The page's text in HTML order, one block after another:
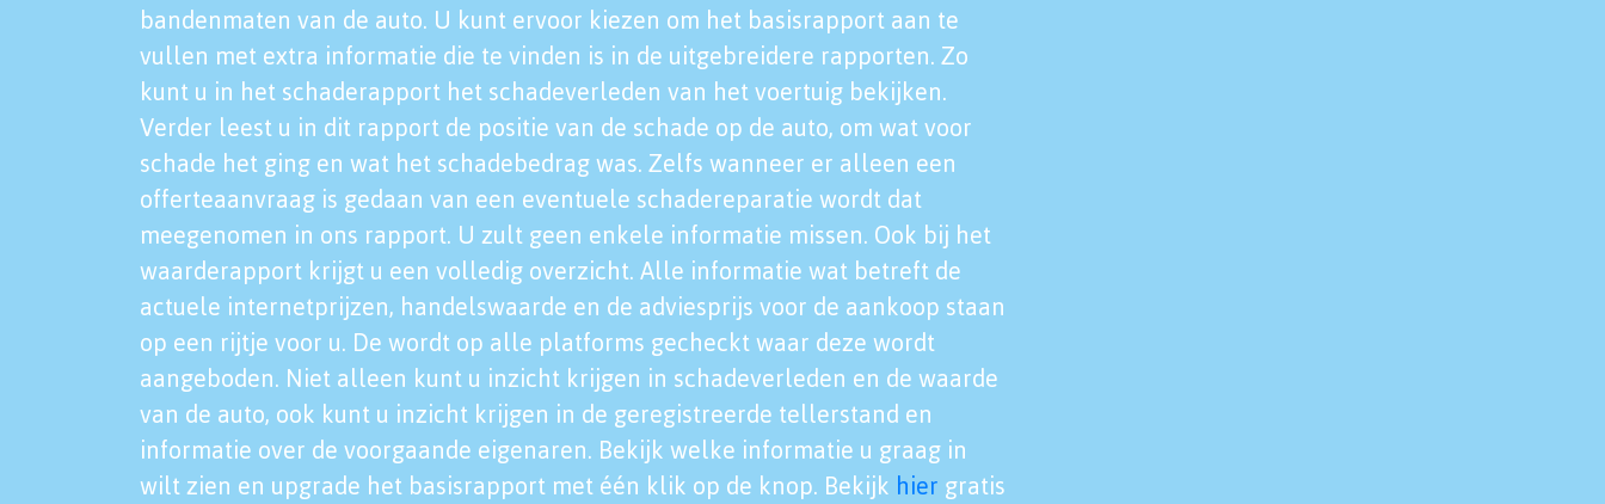
bandenmaten van de auto. U kunt ervoor kiezen om het basisrapport aan te
vullen met extra informatie die te vinden is in de uitgebreidere rapporten. Zo
kunt u in het schaderapport het schadeverleden van het voertuig bekijken.
Verder leest u in dit rapport de positie van de schade op de auto, om wat voor
schade het ging en wat het schadebedrag was. Zelfs wanneer er alleen een
offerteaanvraag is gedaan van een eventuele schadereparatie wordt dat
meegenomen in ons rapport. U zult geen enkele informatie missen. Ook bij het
waarderapport krijgt u een volledig overzicht. Alle informatie wat betreft de
actuele internetprijzen, handelswaarde en de adviesprijs voor de aankoop staan
op een rijtje voor u. De wordt op alle platforms gecheckt waar deze wordt
aangeboden. Niet alleen kunt u inzicht krijgen in schadeverleden en de waarde
van de auto, ook kunt u inzicht krijgen in de geregistreerde tellerstand en
informatie over de voorgaande eigenaren. Bekijk welke informatie u graag in
wilt zien en upgrade het basisrapport met één klik op de knop. Bekijk hier gratis